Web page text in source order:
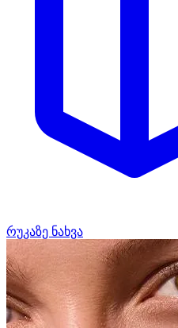
რუკაზე ნახვა